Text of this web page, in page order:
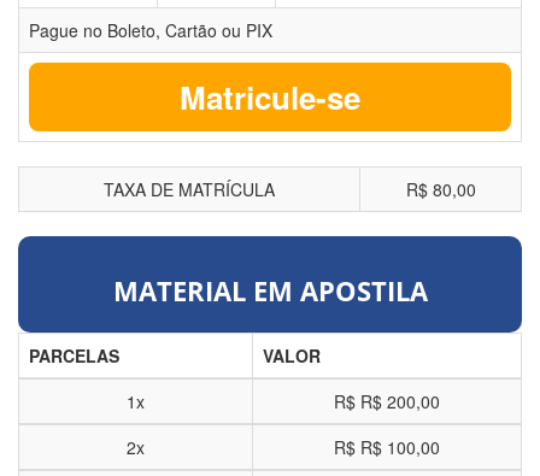
Pague no Boleto, Cartão ou PIX
Matricule-se
TAXA DE MATRÍCULA R$ 80,00
MATERIAL EM APOSTILA
PARCELAS
VALOR
1x
R$ R$ 200,00
2x
R$ R$ 100,00